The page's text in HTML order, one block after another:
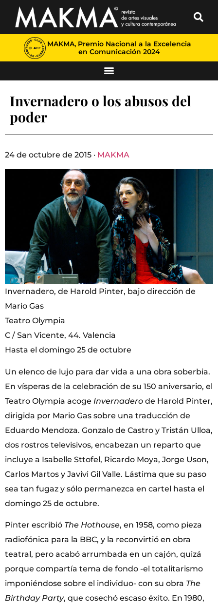
MAKMA, Premio Nacional a la Excelencia
en Comunicación 2024
Invernadero o los abusos del
poder
24 de octubre de 2015 · MAKMA
Invernadero, de Harold Pinter, bajo dirección de
Mario Gas
Teatro Olympia
C / San Vicente, 44. Valencia
Hasta el domingo 25 de octubre
Un elenco de lujo para dar vida a una obra soberbia.
En vísperas de la celebración de su 150 aniversario, el
Teatro Olympia acoge Invernadero de Harold Pinter,
dirigida por Mario Gas sobre una traducción de
Eduardo Mendoza. Gonzalo de Castro y Tristán Ulloa,
dos rostros televisivos, encabezan un reparto que
incluye a Isabelle Sttofel, Ricardo Moya, Jorge Uson,
Carlos Martos y Javivi Gil Valle. Lástima que su paso
sea tan fugaz y sólo permanezca en cartel hasta el
domingo 25 de octubre.
Pinter escribió The Hothouse, en 1958, como pieza
radiofónica para la BBC, y la reconvirtió en obra
teatral, pero acabó arrumbada en un cajón, quizá
porque compartía tema de fondo -el totalitarismo
imponiéndose sobre el individuo- con su obra The
Birthday Party, que cosechó escaso éxito. En 1980,